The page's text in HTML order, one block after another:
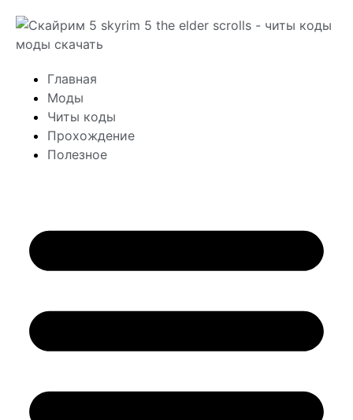
Главная
Моды
Читы коды
Прохождение
Полезное